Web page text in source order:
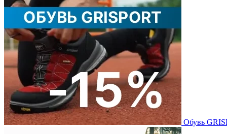
Обувь